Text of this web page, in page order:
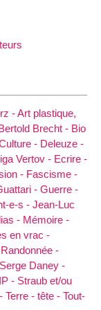
-Art plastique,
Bertold Brecht - Bio
- Deleuze -
Vertov - Ecrire -
- Fascisme -
- Guerre -
e-s - Jean-Luc
- Mémoire -
en vrac -
Randonnée -
Serge Daney -
- Straub et/ou
Terre - tête - Tout-